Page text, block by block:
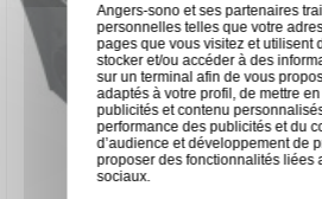
Angers-sono et ses partenaires
personnelles telles que votre
pages que vous visitez et utilisent
stocker et/ou accéder à des
sur un terminal afin de vous
adaptés à votre profil, de mettre
publicités et contenu
performance des publicités et du
d’audience et développement de
proposer des fonctionnalités liées
sociaux.